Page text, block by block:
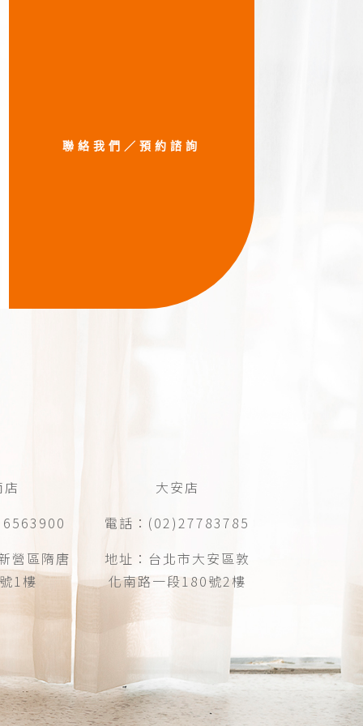
聯絡我們／預約諮詢
營區隋唐
1樓
大安店
電話：(02)27783785
地址：台北市大安區敦
化南路一段180號2樓